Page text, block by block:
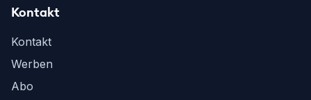
Kontakt
Kontakt
Werben
Abo